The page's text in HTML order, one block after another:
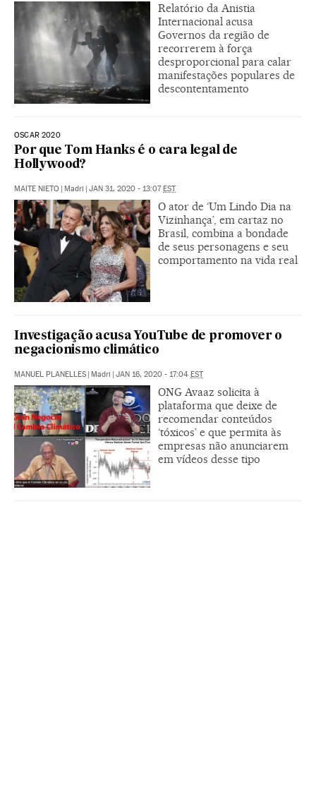
Relatório da Anistia
Internacional acusa
Governos da região de
recorrerem à força
desproporcional para calar
manifestações populares de
descontentamento
OSCAR 2020
Por que Tom Hanks é o cara legal de
Hollywood?
MAITE NIETO | Madri | JAN 31, 2020 - 13:07EST
O ator de ‘Um Lindo Dia na
Vizinhança’, em cartaz no
Brasil, combina a bondade
de seus personagens e seu
comportamento na vida real
Investigação acusa YouTube de promover o
negacionismo climático
MANUEL PLANELLES | Madri | JAN 16, 2020 - 17:04 EST
ONG Avaaz solicita à
plataforma que deixe de
recomendar conteúdos
‘tóxicos’ e que permita às
empresas não anunciarem
em vídeos desse tipo